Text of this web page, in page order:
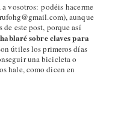
vosotros: podéis hacerme
aunque
este post, porque así
hablaré sobre claves para
útiles los primeros días
una bicicleta o
hale, como dicen en